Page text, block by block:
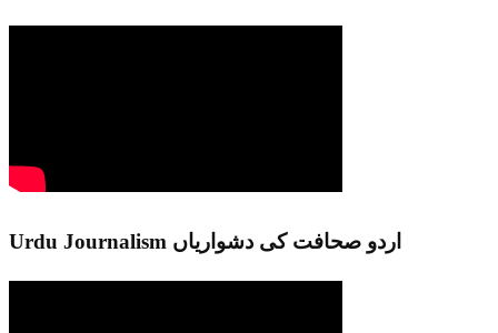
Urdu Journalism اردو صحافت کی دشواریاں